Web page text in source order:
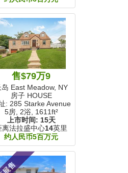
售$79万9
岛 East Meadow, NY
房子 HOUSE
: 285 Starke Avenue
5房, 2浴, 1611ft²
上市时间: 15天
离法拉盛中心14英里
约人民币5百万元